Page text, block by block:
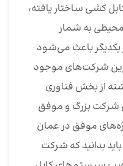
کشی ساختار یافته،
به شمار
یکدیگر باعث می‌شود
شرکت‌های موجود
از بخش فناوری
شرکت بزرگ و موفق
موفق در عمان
بدانید که شرکت